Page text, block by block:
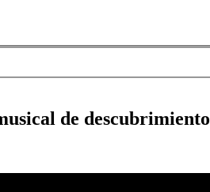
de descubrimiento